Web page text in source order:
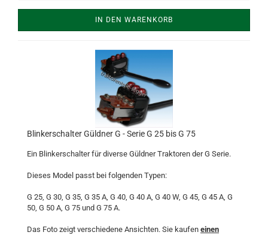
IN DEN WARENKORB
Blinkerschalter Güldner G - Serie G 25 bis G 75
Ein Blinkerschalter für diverse Güldner Traktoren der G Serie.
Dieses Model passt bei folgenden Typen:
G 25, G 30, G 35, G 35 A, G 40, G 40 A, G 40 W, G 45, G 45 A, G
50, G 50 A, G 75 und G 75 A.
Das Foto zeigt verschiedene Ansichten. Sie kaufen einen